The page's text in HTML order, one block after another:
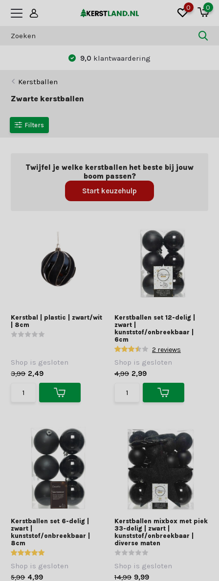
0 0
9,0 klantwaardering
Kerstballen
Zwarte kerstballen
Filters
Twijfel je welke kerstballen het beste bij jouw
boom passen?
Start keuzehulp
Kerstbal | plastic | zwart/wit
| 8cm
Shop is gesloten
3,99 2,49
Kerstballen set 12-delig |
zwart |
kunststof/onbreekbaar |
6cm
2 reviews
Shop is gesloten
4,99 2,99
Kerstballen set 6-delig |
zwart |
kunststof/onbreekbaar |
8cm
Shop is gesloten
5,99 4,99
Kerstballen mixbox met piek
33-delig | zwart |
kunststof/onbreekbaar |
diverse maten
Shop is gesloten
14,99 9,99